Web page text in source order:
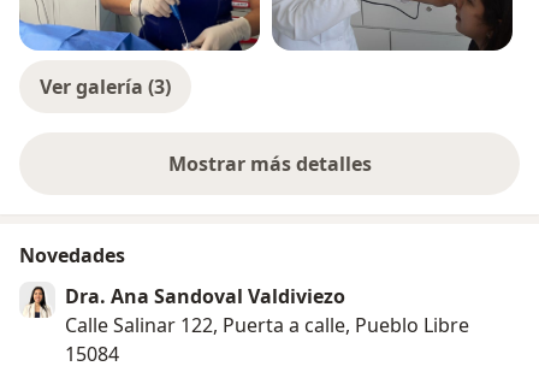
Ver galería (3)
Mostrar más detalles
sobre la experiencia
Novedades
Dra. Ana Sandoval Valdiviezo
Calle Salinar 122, Puerta a calle, Pueblo Libre
15084